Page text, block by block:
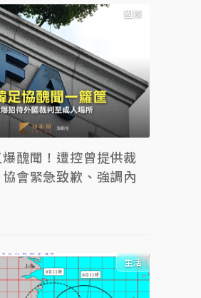
國際
醜聞！遭控曾提供裁
會緊急致歉、強調內
生活